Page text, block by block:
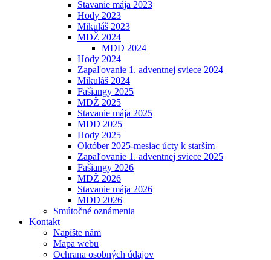
Stavanie mája 2023
Hody 2023
Mikuláš 2023
MDŽ 2024
MDD 2024
Hody 2024
Zapaľovanie 1. adventnej sviece 2024
Mikuláš 2024
Fašiangy 2025
MDŽ 2025
Stavanie mája 2025
MDD 2025
Hody 2025
Október 2025-mesiac úcty k starším
Zapaľovanie 1. adventnej sviece 2025
Fašiangy 2026
MDŽ 2026
Stavanie mája 2026
MDD 2026
Smútočné oznámenia
Kontakt
Napíšte nám
Mapa webu
Ochrana osobných údajov